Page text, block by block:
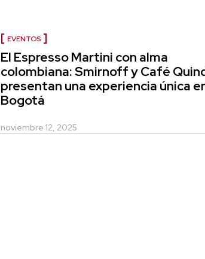
EVENTOS
El Espresso Martini con alma
colombiana: Smirnoff y Café
presentan una experiencia única
Bogotá
noviembre 12, 2025